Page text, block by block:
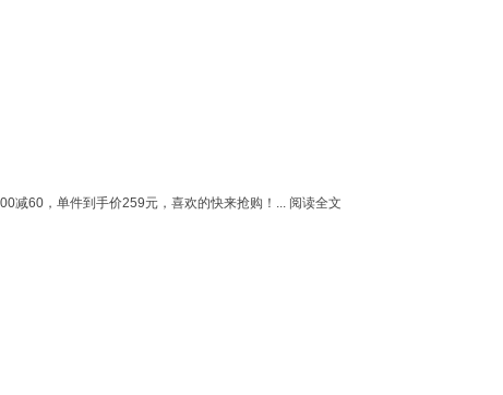
减60，单件到手价259元，喜欢的快来抢购！... 阅读全文